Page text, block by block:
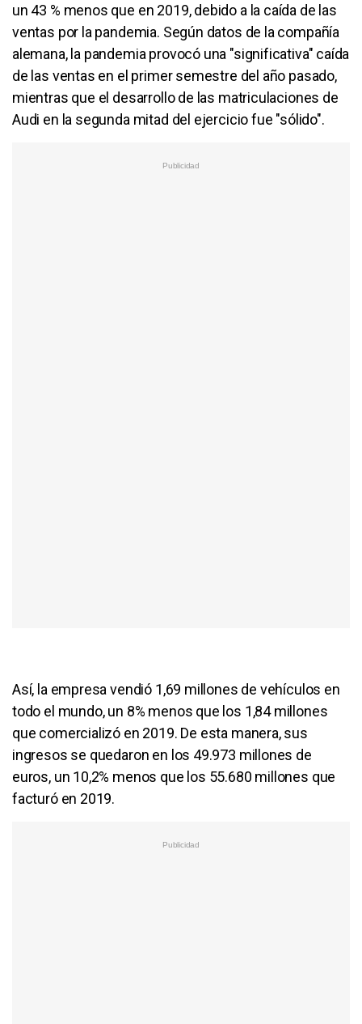
un 43 % menos que en 2019, debido a la caída de las
ventas por la pandemia. Según datos de la compañía
alemana, la pandemia provocó una "significativa" caída
de las ventas en el primer semestre del año pasado,
mientras que el desarrollo de las matriculaciones de
Audi en la segunda mitad del ejercicio fue "sólido".
Así, la empresa vendió 1,69 millones de vehículos en
todo el mundo, un 8% menos que los 1,84 millones
que comercializó en 2019. De esta manera, sus
ingresos se quedaron en los 49.973 millones de
euros, un 10,2% menos que los 55.680 millones que
facturó en 2019.